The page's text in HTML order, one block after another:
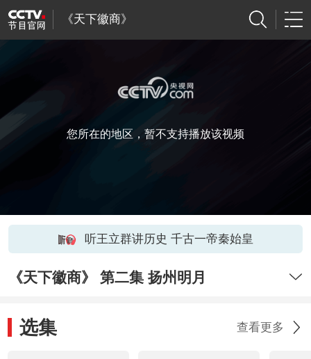
《天下徽商》
您所在的地区，暂不支持播放该视频
听王立群讲历史 千古一帝秦始皇
《天下徽商》 第二集 扬州明月
选集 查看更多